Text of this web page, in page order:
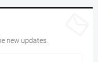
new updates.